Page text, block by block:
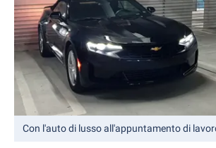
Con l'auto di lusso all'appuntamento di